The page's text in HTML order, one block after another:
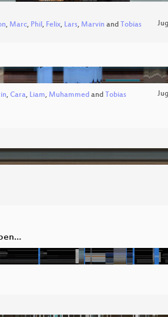
, Marc, Phil, Felix, Lars, Marvin and Tobias
, Cara, Liam, Muhammed and Tobias